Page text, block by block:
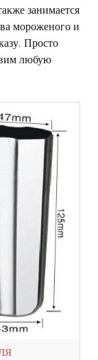
занимается
мороженого и
Просто
любую